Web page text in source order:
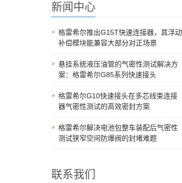
新闻中心
格雷希尔推出G15T快速连接器，其浮动
补偿模块能兼容大部分对正场景
悬挂系统液压油管的气密性测试解决方
案：格雷希尔G85系列快速接头
格雷希尔G10快速接头在多芯线束连接
器气密性测试的高效密封方案
格雷希尔解决电池包整车装配后气密性
测试狭窄空间防爆阀的封堵难题
联系我们